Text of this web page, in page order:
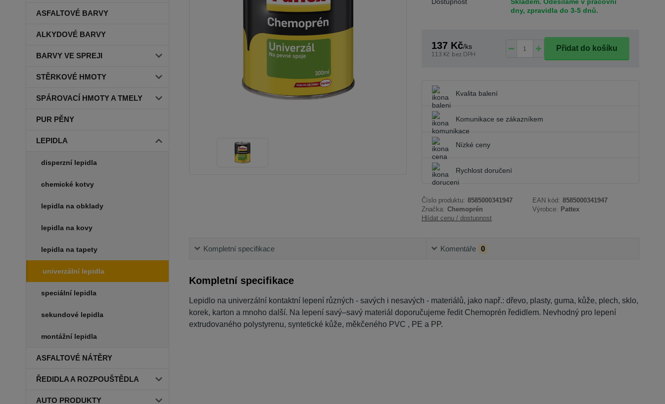
ASFALTOVÉ BARVY
ALKYDOVÉ BARVY
BARVY VE SPREJI
STĚRKOVÉ HMOTY
SPÁROVACÍ HMOTY A TMELY
PUR PĚNY
LEPIDLA
disperzní lepidla
chemické kotvy
lepidla na obklady
lepidla na kovy
lepidla na tapety
univerzální lepidla
speciální lepidla
sekundové lepidla
montážní lepidla
ASFALTOVÉ NÁTĚRY
ŘEDIDLA A ROZPOUŠTĚDLA
AUTO PRODUKTY
dny, zpravidla do 3-5 dnů.
137 Kč/ks
113 Kč bez DPH
Přidat do košíku
Kvalita balení
Komunikace se zákazníkem
Nízké ceny
Rychlost doručení
Číslo produktu: 8585000341947 EAN kód: 8585000341947
Značka: Chemoprén Výrobce: Pattex
Hlídat cenu / dostupnost
Kompletní specifikace Komentáře 0
Kompletní specifikace
Lepidlo na univerzální kontaktní lepení různých - savých i nesavých - materiálů, jako např.: dřevo, plasty, guma, kůže, plech, sklo,
korek, karton a mnoho další. Na lepení savý–savý materiál doporučujeme ředit Chemoprén ředidlem. Nevhodný pro lepení
extrudovaného polystyrenu, syntetické kůže, měkčeného PVC , PE a PP.